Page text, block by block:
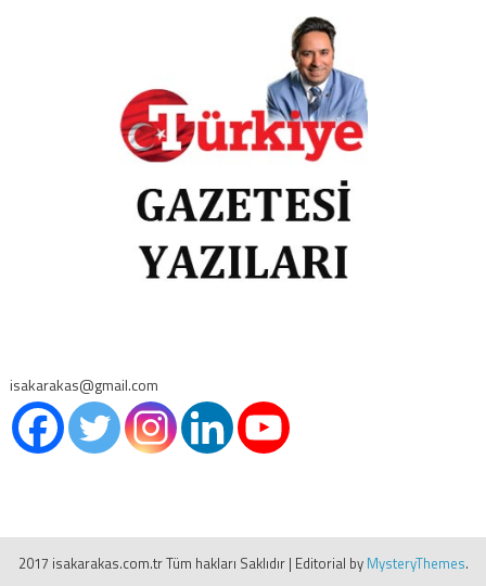
isakarakas@gmail.com
2017 isakarakas.com.tr Tüm hakları Saklıdır | Editorial by MysteryThemes.